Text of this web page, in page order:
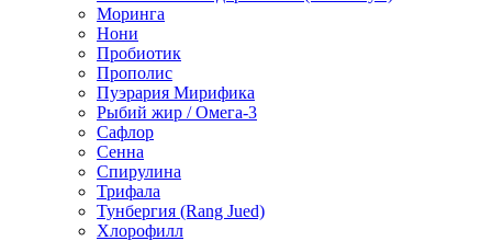
Моринга
Нони
Пробиотик
Прополис
Пуэрария Мирифика
Рыбий жир / Омега-3
Сафлор
Сенна
Спирулина
Трифала
Тунбергия (Rang Jued)
Хлорофилл